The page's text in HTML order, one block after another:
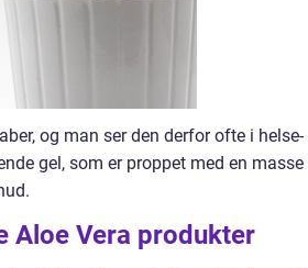
og man ser den derfor ofte i helse-
gel, som er proppet med en masse
Aloe Vera produkter